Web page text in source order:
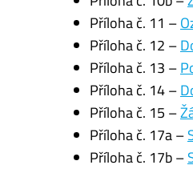
Příloha č. 11 –
Příloha č. 12 –
Příloha č. 13 –
Příloha č. 14 –
Příloha č. 15 –
Příloha č. 17a –
Příloha č. 17b –